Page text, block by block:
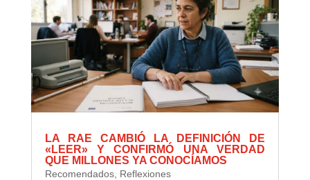
LA RAE CAMBIÓ LA DEFINICIÓN DE
«LEER» Y CONFIRMÓ UNA VERDAD
QUE MILLONES YA CONOCÍAMOS
Recomendados, Reflexiones